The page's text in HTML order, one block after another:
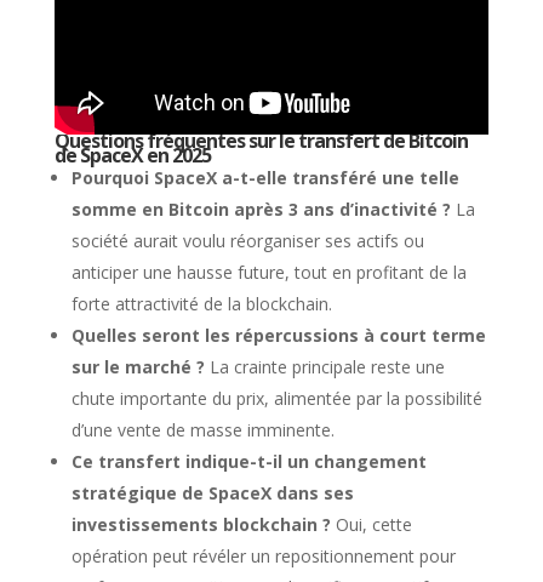
Questions fréquentes sur le transfert de Bitcoin
de SpaceX en 2025
Pourquoi SpaceX a-t-elle transféré une telle
somme en Bitcoin après 3 ans d’inactivité ? La
société aurait voulu réorganiser ses actifs ou
anticiper une hausse future, tout en profitant de la
forte attractivité de la blockchain.
Quelles seront les répercussions à court terme
sur le marché ? La crainte principale reste une
chute importante du prix, alimentée par la possibilité
d’une vente de masse imminente.
Ce transfert indique-t-il un changement
stratégique de SpaceX dans ses
investissements blockchain ? Oui, cette
opération peut révéler un repositionnement pour